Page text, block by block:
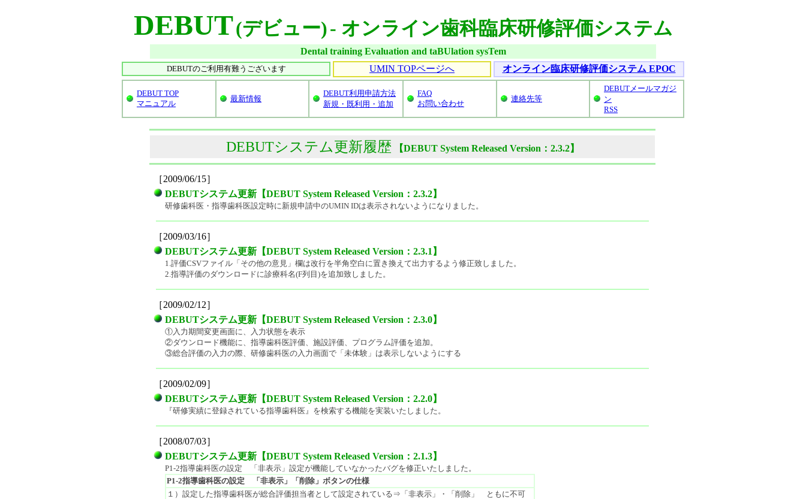
DEBUT(デビュー)- オンライン歯科臨床研修評価システム
Dental training Evaluation and taBUlation sysTem
DEBUTのご利用有難うございます UMIN TOPページへ オンライン臨床研修評価システム EPOC
DEBUT TOP
マニュアル
最新情報
DEBUT利用申請方法
新規・既利用・追加
FAQ
お問い合わせ
連絡先等
DEBUTメールマガジ
ン
RSS
DEBUTシステム更新履歴 【DEBUT System Released Version：2.3.2】
［2009/06/15］
DEBUTシステム更新【DEBUT System Released Version：2.3.2】
研修歯科医・指導歯科医設定時に新規申請中のUMIN IDは表示されないようになりました。
［2009/03/16］
DEBUTシステム更新【DEBUT System Released Version：2.3.1】
1.評価CSVファイル「その他の意見」欄は改行を半角空白に置き換えて出力するよう修正致しました。
2.指導評価のダウンロードに診療科名(F列目)を追加致しました。
［2009/02/12］
DEBUTシステム更新【DEBUT System Released Version：2.3.0】
①入力期間変更画面に、入力状態を表示
②ダウンロード機能に、指導歯科医評価、施設評価、プログラム評価を追加。
③総合評価の入力の際、研修歯科医の入力画面で「未体験」は表示しないようにする
［2009/02/09］
DEBUTシステム更新【DEBUT System Released Version：2.2.0】
『研修実績に登録されている指導歯科医』を検索する機能を実装いたしました。
［2008/07/03］
DEBUTシステム更新【DEBUT System Released Version：2.1.3】
P1-2指導歯科医の設定 「非表示」設定が機能していなかったバグを修正いたしました。
P1-2指導歯科医の設定 「非表示」「削除」ボタンの仕様
１）設定した指導歯科医が総合評価担当者として設定されている⇒「非表示」・「削除」 ともに不可